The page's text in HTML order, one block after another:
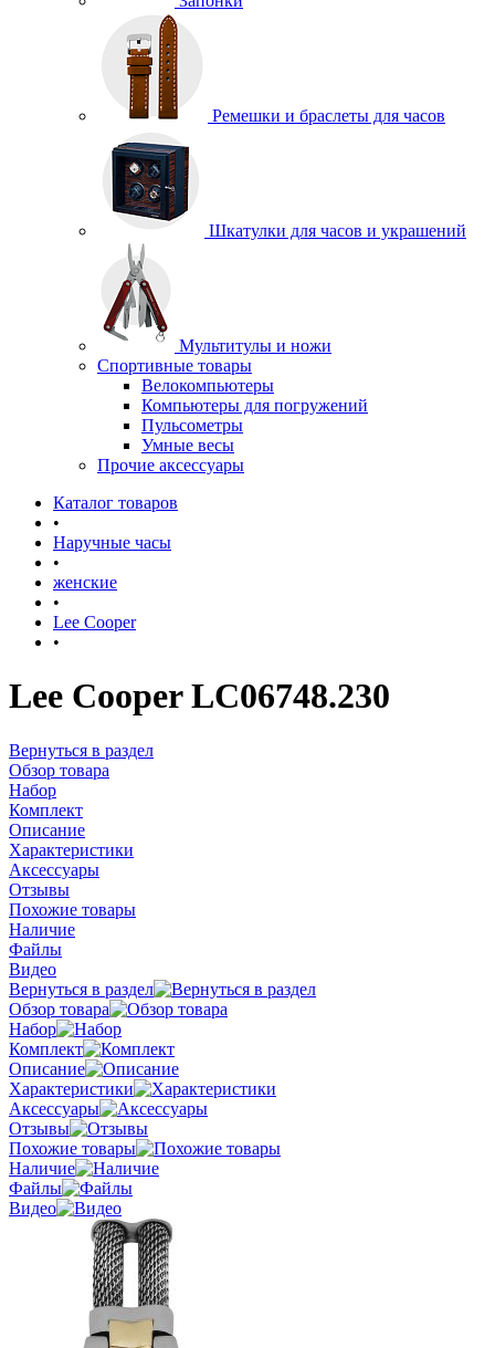
Ремешки и браслеты для часов
Шкатулки для часов и украшений
Мультитулы и ножи
Спортивные товары
Велокомпьютеры
Компьютеры для погружений
Пульсометры
Умные весы
Прочие аксессуары
Каталог товаров
•
Наручные часы
•
женские
•
Lee Cooper
•
Lee Cooper LC06748.230
Вернуться в раздел
Обзор товара
Набор
Комплект
Описание
Характеристики
Аксессуары
Отзывы
Похожие товары
Наличие
Файлы
Видео
Вернуться в раздел
Обзор товара
Набор
Комплект
Описание
Характеристики
Аксессуары
Отзывы
Похожие товары
Наличие
Файлы
Видео